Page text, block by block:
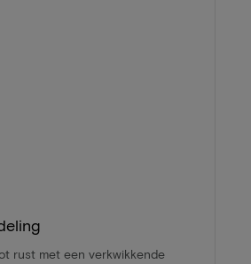
rust met een verkwikkende